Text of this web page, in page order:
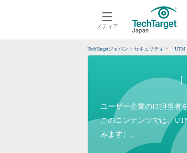
メディア
クラウド
サーバ＆ストレージ
システム運用管理
デ
TechTargetジャパン セキュリティ 「
ユーザー企業のIT担当者
このコンテンツでは、
みます）。